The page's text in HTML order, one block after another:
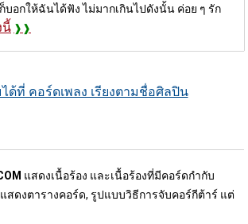
บอกให้ฉันได้ฟัง ไม่มากเกินไปดังนั้น ค่อย ๆ รัก
นี้
ได้ที่ คอร์ดเพลง เรียงตามชื่อศิลปิน
แสดงเนื้อร้อง และเนื้อร้องที่มีคอร์ดกำกับ
สดงตารางคอร์ด, รูปแบบวิธีการจับคอร์กีต้าร์ แต่